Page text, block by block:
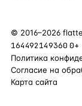
© 2016–2026
164492149360 0+
Политика
Согласие на
Карта сайта